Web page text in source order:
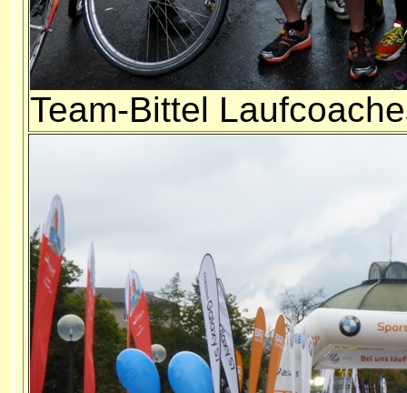
Team-Bittel